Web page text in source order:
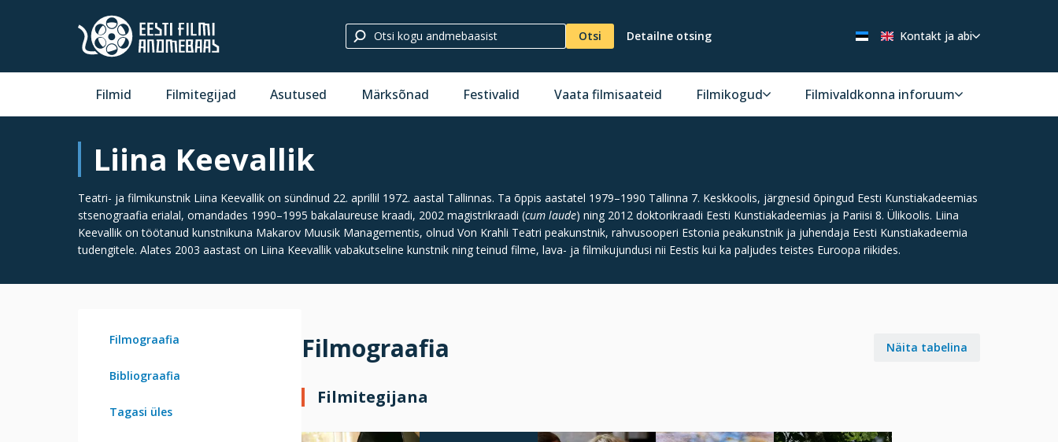
Otsi Detailne otsing Kontakt ja abi
Filmid Filmitegijad Asutused Märksõnad Festivalid Vaata filmisaateid Filmikogud Filmivaldkonna inforuum
Liina Keevallik
Teatri- ja filmikunstnik Liina Keevallik on sündinud 22. aprillil 1972. aastal Tallinnas. Ta õppis aastatel 1979–1990 Tallinna 7. Keskkoolis, järgnesid õpingud Eesti Kunstiakadeemias
stsenograafia erialal, omandades 1990–1995 bakalaureuse kraadi, 2002 magistrikraadi (cum laude) ning 2012 doktorikraadi Eesti Kunstiakadeemias ja Pariisi 8. Ülikoolis. Liina
Keevallik on töötanud kunstnikuna Makarov Muusik Managementis, olnud Von Krahli Teatri peakunstnik, rahvusooperi Estonia peakunstnik ja juhendaja Eesti Kunstiakadeemia
tudengitele. Alates 2003 aastast on Liina Keevallik vabakutseline kunstnik ning teinud filme, lava- ja filmikujundusi nii Eestis kui ka paljudes teistes Euroopa riikides.
Filmograafia
Bibliograafia
Tagasi üles
Filmograafia Näita tabelina
Filmitegijana